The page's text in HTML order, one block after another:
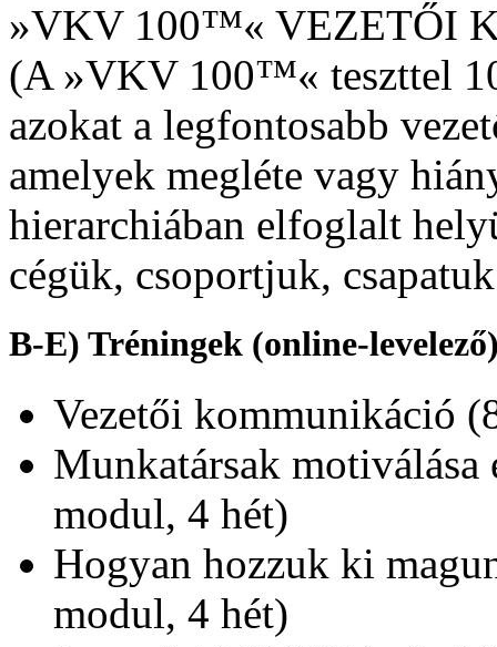
»VKV 100™« VEZETŐI
(A »VKV 100™« teszttel
azokat a legfontosabb
amelyek megléte vagy
hierarchiában elfoglalt
cégük, csoportjuk,
B-E) Tréningek (online-
Vezetői kommunikáció
Munkatársak motiválása
modul, 4 hét)
Hogyan hozzuk ki
modul, 4 hét)